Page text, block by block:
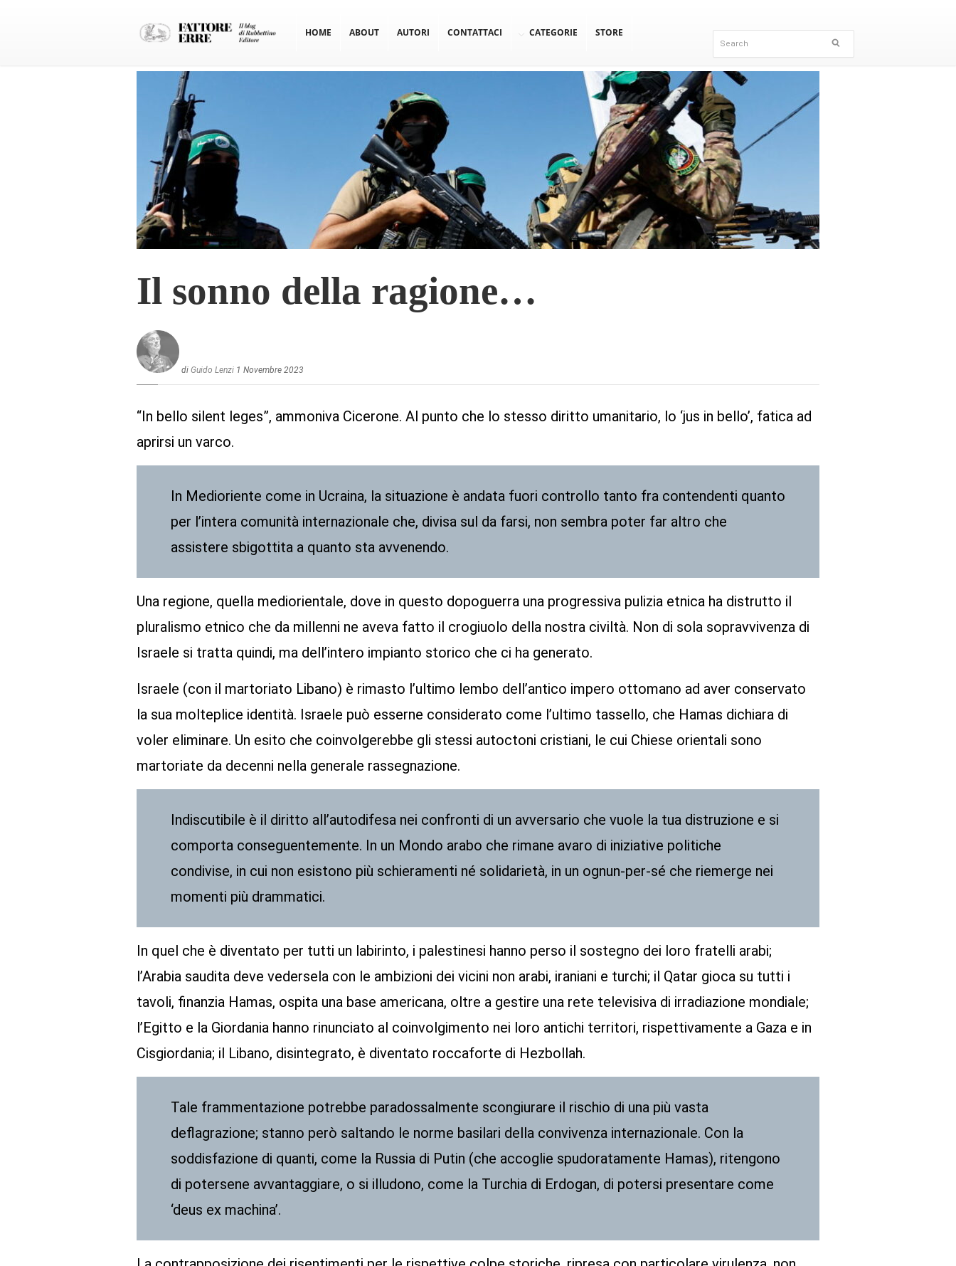
HOME ABOUT AUTORI CONTATTACI CATEGORIE STORE
Il sonno della ragione…
di Guido Lenzi 1 Novembre 2023
“In bello silent leges”, ammoniva Cicerone. Al punto che lo stesso diritto umanitario, lo ‘jus in bello’, fatica ad
aprirsi un varco.
In Medioriente come in Ucraina, la situazione è andata fuori controllo tanto fra contendenti quanto
per l’intera comunità internazionale che, divisa sul da farsi, non sembra poter far altro che
assistere sbigottita a quanto sta avvenendo.
Una regione, quella mediorientale, dove in questo dopoguerra una progressiva pulizia etnica ha distrutto il
pluralismo etnico che da millenni ne aveva fatto il crogiuolo della nostra civiltà. Non di sola sopravvivenza di
Israele si tratta quindi, ma dell’intero impianto storico che ci ha generato.
Israele (con il martoriato Libano) è rimasto l’ultimo lembo dell’antico impero ottomano ad aver conservato
la sua molteplice identità. Israele può esserne considerato come l’ultimo tassello, che Hamas dichiara di
voler eliminare. Un esito che coinvolgerebbe gli stessi autoctoni cristiani, le cui Chiese orientali sono
martoriate da decenni nella generale rassegnazione.
Indiscutibile è il diritto all’autodifesa nei confronti di un avversario che vuole la tua distruzione e si
comporta conseguentemente. In un Mondo arabo che rimane avaro di iniziative politiche
condivise, in cui non esistono più schieramenti né solidarietà, in un ognun-per-sé che riemerge nei
momenti più drammatici.
In quel che è diventato per tutti un labirinto, i palestinesi hanno perso il sostegno dei loro fratelli arabi;
l’Arabia saudita deve vedersela con le ambizioni dei vicini non arabi, iraniani e turchi; il Qatar gioca su tutti i
tavoli, finanzia Hamas, ospita una base americana, oltre a gestire una rete televisiva di irradiazione mondiale;
l’Egitto e la Giordania hanno rinunciato al coinvolgimento nei loro antichi territori, rispettivamente a Gaza e in
Cisgiordania; il Libano, disintegrato, è diventato roccaforte di Hezbollah.
Tale frammentazione potrebbe paradossalmente scongiurare il rischio di una più vasta
deflagrazione; stanno però saltando le norme basilari della convivenza internazionale. Con la
soddisfazione di quanti, come la Russia di Putin (che accoglie spudoratamente Hamas), ritengono
di potersene avvantaggiare, o si illudono, come la Turchia di Erdogan, di potersi presentare come
‘deus ex machina’.